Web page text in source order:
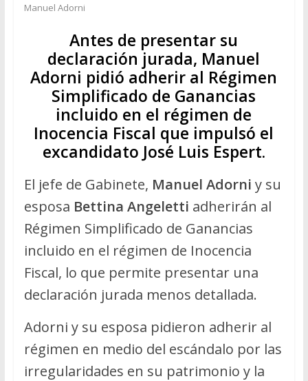
Manuel Adorni
Antes de presentar su
declaración jurada, Manuel
Adorni pidió adherir al Régimen
Simplificado de Ganancias
incluido en el régimen de
Inocencia Fiscal que impulsó el
excandidato José Luis Espert.
El jefe de Gabinete, Manuel Adorni y su
esposa Bettina Angeletti adherirán al
Régimen Simplificado de Ganancias
incluido en el régimen de Inocencia
Fiscal, lo que permite presentar una
declaración jurada menos detallada.
Adorni y su esposa pidieron adherir al
régimen en medio del escándalo por las
irregularidades en su patrimonio y la